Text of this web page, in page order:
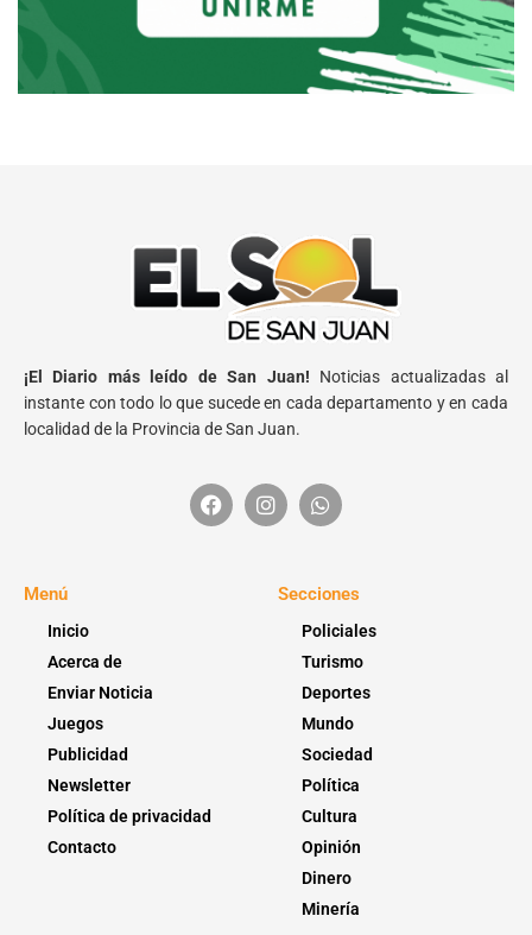
¡El Diario más leído de San Juan! Noticias actualizadas al
instante con todo lo que sucede en cada departamento y en cada
localidad de la Provincia de San Juan.
Menú
Inicio
Acerca de
Enviar Noticia
Juegos
Publicidad
Newsletter
Política de privacidad
Contacto
Secciones
Policiales
Turismo
Deportes
Mundo
Sociedad
Política
Cultura
Opinión
Dinero
Minería